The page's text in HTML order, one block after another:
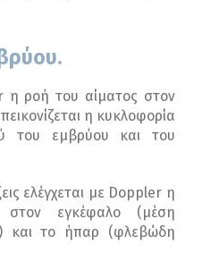
η ροή του αίματος στον
η κυκλοφορία
του εμβρύου και του
ελέγχεται με Doppler η
εγκέφαλο (μέση
και το ήπαρ (φλεβώδη